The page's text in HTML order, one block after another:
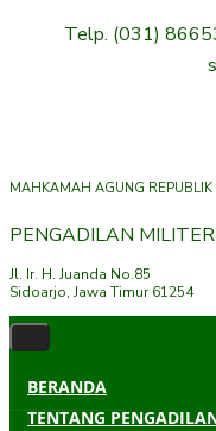
Telp. (031)
MAHKAMAH AGUNG
PENGADILAN
Jl. Ir. H. Juanda No.85
Sidoarjo, Jawa Timur 61254
BERANDA
TENTANG